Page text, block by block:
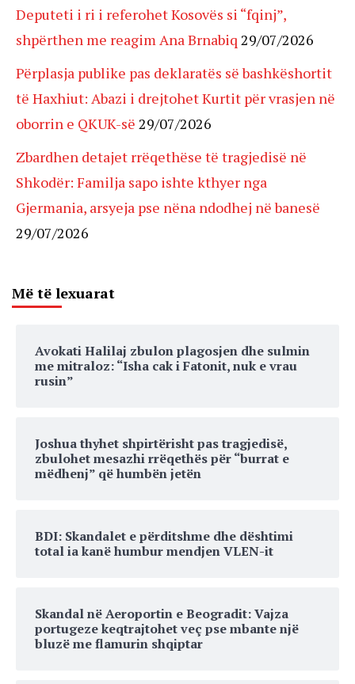
Deputeti i ri i referohet Kosovës si “fqinj”,
shpërthen me reagim Ana Brnabiq 29/07/2026
Përplasja publike pas deklaratës së bashkëshortit
të Haxhiut: Abazi i drejtohet Kurtit për vrasjen në
oborrin e QKUK-së 29/07/2026
Zbardhen detajet rrëqethëse të tragjedisë në
Shkodër: Familja sapo ishte kthyer nga
Gjermania, arsyeja pse nëna ndodhej në banesë
29/07/2026
Më të lexuarat
Avokati Halilaj zbulon plagosjen dhe sulmin
me mitraloz: “Isha cak i Fatonit, nuk e vrau
rusin”
Joshua thyhet shpirtërisht pas tragjedisë,
zbulohet mesazhi rrëqethës për “burrat e
mëdhenj” që humbën jetën
BDI: Skandalet e përditshme dhe dështimi
total ia kanë humbur mendjen VLEN-it
Skandal në Aeroportin e Beogradit: Vajza
portugeze keqtrajtohet veç pse mbante një
bluzë me flamurin shqiptar